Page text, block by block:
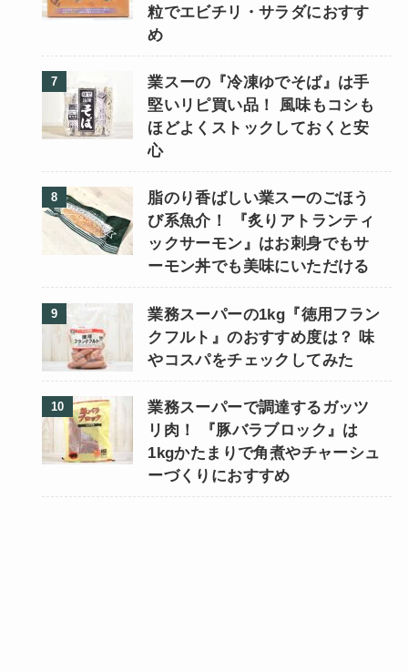
粒でエビチリ・サラダにおすす
め
業スーの『冷凍ゆでそば』は手
堅いリピ買い品！ 風味もコシも
ほどよくストックしておくと安
心
脂のり香ばしい業スーのごほう
び系魚介！ 『炙りアトランティ
ックサーモン』はお刺身でもサ
ーモン丼でも美味にいただける
業務スーパーの1kg『徳用フラン
クフルト』のおすすめ度は？ 味
やコスパをチェックしてみた
業務スーパーで調達するガッツ
リ肉！ 『豚バラブロック』は
1kgかたまりで角煮やチャーシュ
ーづくりにおすすめ